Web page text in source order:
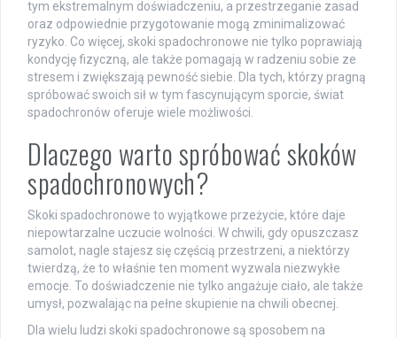
tym ekstremalnym doświadczeniu, a przestrzeganie zasad
oraz odpowiednie przygotowanie mogą zminimalizować
ryzyko. Co więcej, skoki spadochronowe nie tylko poprawiają
kondycję fizyczną, ale także pomagają w radzeniu sobie ze
stresem i zwiększają pewność siebie. Dla tych, którzy pragną
spróbować swoich sił w tym fascynującym sporcie, świat
spadochronów oferuje wiele możliwości.
Dlaczego warto spróbować skoków
spadochronowych?
Skoki spadochronowe to wyjątkowe przeżycie, które daje
niepowtarzalne uczucie wolności. W chwili, gdy opuszczasz
samolot, nagle stajesz się częścią przestrzeni, a niektórzy
twierdzą, że to właśnie ten moment wyzwala niezwykłe
emocje. To doświadczenie nie tylko angażuje ciało, ale także
umysł, pozwalając na pełne skupienie na chwili obecnej.
Dla wielu ludzi skoki spadochronowe są sposobem na